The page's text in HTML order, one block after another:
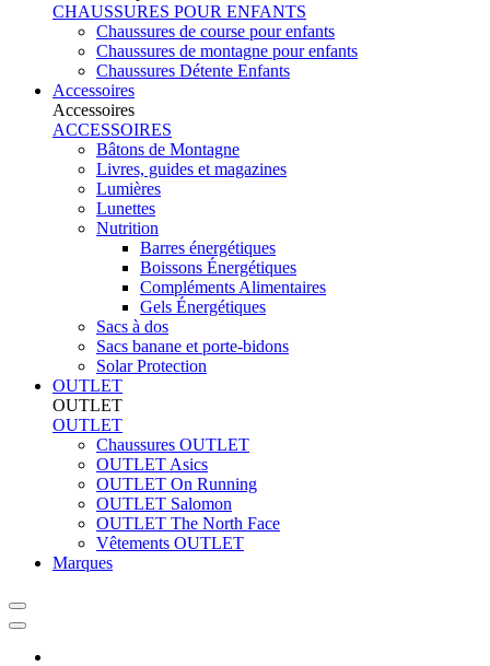
CHAUSSURES POUR ENFANTS
Chaussures de course pour enfants
Chaussures de montagne pour enfants
Chaussures Détente Enfants
Accessoires
Accessoires
ACCESSOIRES
Bâtons de Montagne
Livres, guides et magazines
Lumières
Lunettes
Nutrition
Barres énergétiques
Boissons Énergétiques
Compléments Alimentaires
Gels Énergétiques
Sacs à dos
Sacs banane et porte-bidons
Solar Protection
OUTLET
OUTLET
OUTLET
Chaussures OUTLET
OUTLET Asics
OUTLET On Running
OUTLET Salomon
OUTLET The North Face
Vêtements OUTLET
Marques